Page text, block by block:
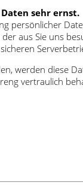
sehr ernst.
persönlicher
aus Sie uns
werden diese
vertraulich